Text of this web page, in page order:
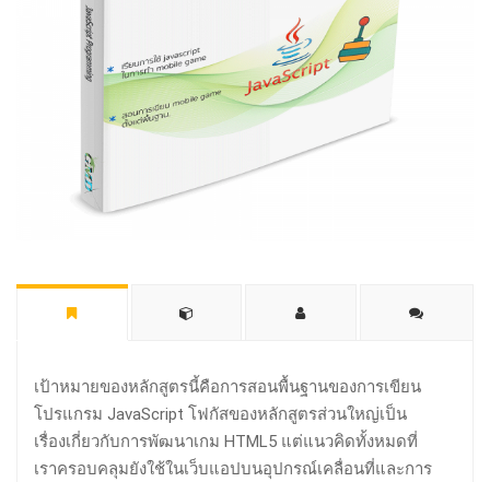
เป้าหมายของหลักสูตรนี้คือการสอนพื้นฐานของการเขียน
โปรแกรม JavaScript โฟกัสของหลักสูตรส่วนใหญ่เป็น
เรื่องเกี่ยวกับการพัฒนาเกม HTML5 แต่แนวคิดทั้งหมดที่
เราครอบคลุมยังใช้ในเว็บแอปบนอุปกรณ์เคลื่อนที่และการ